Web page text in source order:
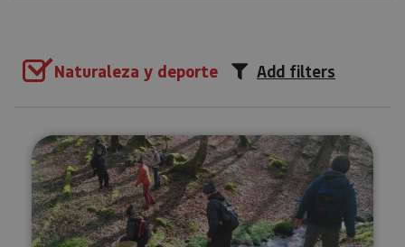
Naturaleza y deporte Add filters
Forage for wild mushrooms